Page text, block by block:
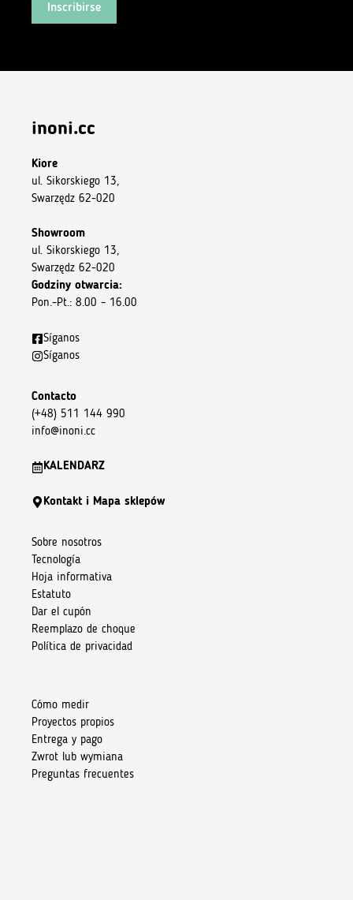
Inscribirse
inoni.cc
Kiore
ul. Sikorskiego 13,
Swarzędz 62-020
Showroom
ul. Sikorskiego 13,
Swarzędz 62-020
Godziny otwarcia:
Pon.–Pt.: 8.00 – 16.00
Síganos
Síganos
Contacto
(+48) 511 144 990
info@inoni.cc
KALENDARZ
Kontakt i Mapa sklepów
Sobre nosotros
Tecnología
Hoja informativa
Estatuto
Dar el cupón
Reemplazo de choque
Política de privacidad
Cómo medir
Proyectos propios
Entrega y pago
Zwrot lub wymiana
Preguntas frecuentes